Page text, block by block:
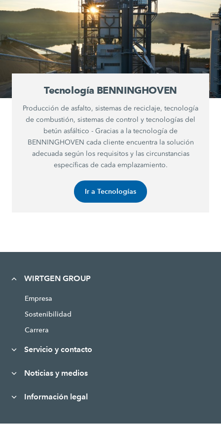
Tecnología BENNINGHOVEN
Producción de asfalto, sistemas de reciclaje, tecnología
de combustión, sistemas de control y tecnologías del
betún asfáltico - Gracias a la tecnología de
BENNINGHOVEN cada cliente encuentra la solución
adecuada según los requisitos y las circunstancias
específicas de cada emplazamiento.
Ir a Tecnologías
WIRTGEN GROUP
Empresa
Sostenibilidad
Carrera
Servicio y contacto
Noticias y medios
Información legal